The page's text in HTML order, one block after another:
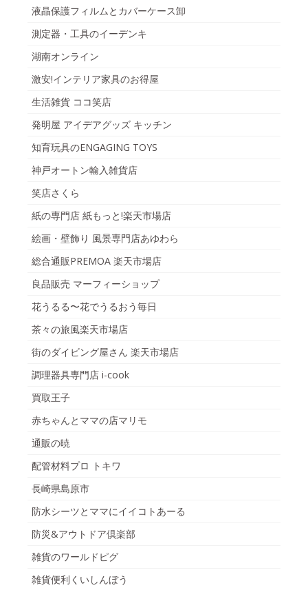
液晶保護フィルムとカバーケース卸
測定器・工具のイーデンキ
湖南オンライン
激安!インテリア家具のお得屋
生活雑貨 ココ笑店
発明屋 アイデアグッズ キッチン
知育玩具のENGAGING TOYS
神戸オートン輸入雑貨店
笑店さくら
紙の専門店 紙もっと!楽天市場店
絵画・壁飾り 風景専門店あゆわら
総合通販PREMOA 楽天市場店
良品販売 マーフィーショップ
花うるる〜花でうるおう毎日
茶々の旅風楽天市場店
街のダイビング屋さん 楽天市場店
調理器具専門店 i-cook
買取王子
赤ちゃんとママの店マリモ
通販の暁
配管材料プロ トキワ
長崎県島原市
防水シーツとママにイイコトあーる
防災&アウトドア倶楽部
雑貨のワールドピグ
雑貨便利くいしんぼう